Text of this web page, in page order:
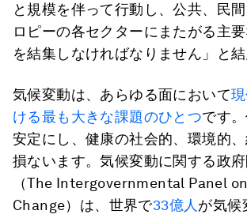
と規模を伴って行動し、公共、民
ロピーの各セクターにまたがる主
を結集しなければなりません」と結
気候変動は、あらゆる面において
ける最も大きな課題のひとつです
安定にし、健康の社会的、環境的
損ないます。気候変動に関する政
（The Intergovernmental Panel
Change）は、世界で33億人 が気候